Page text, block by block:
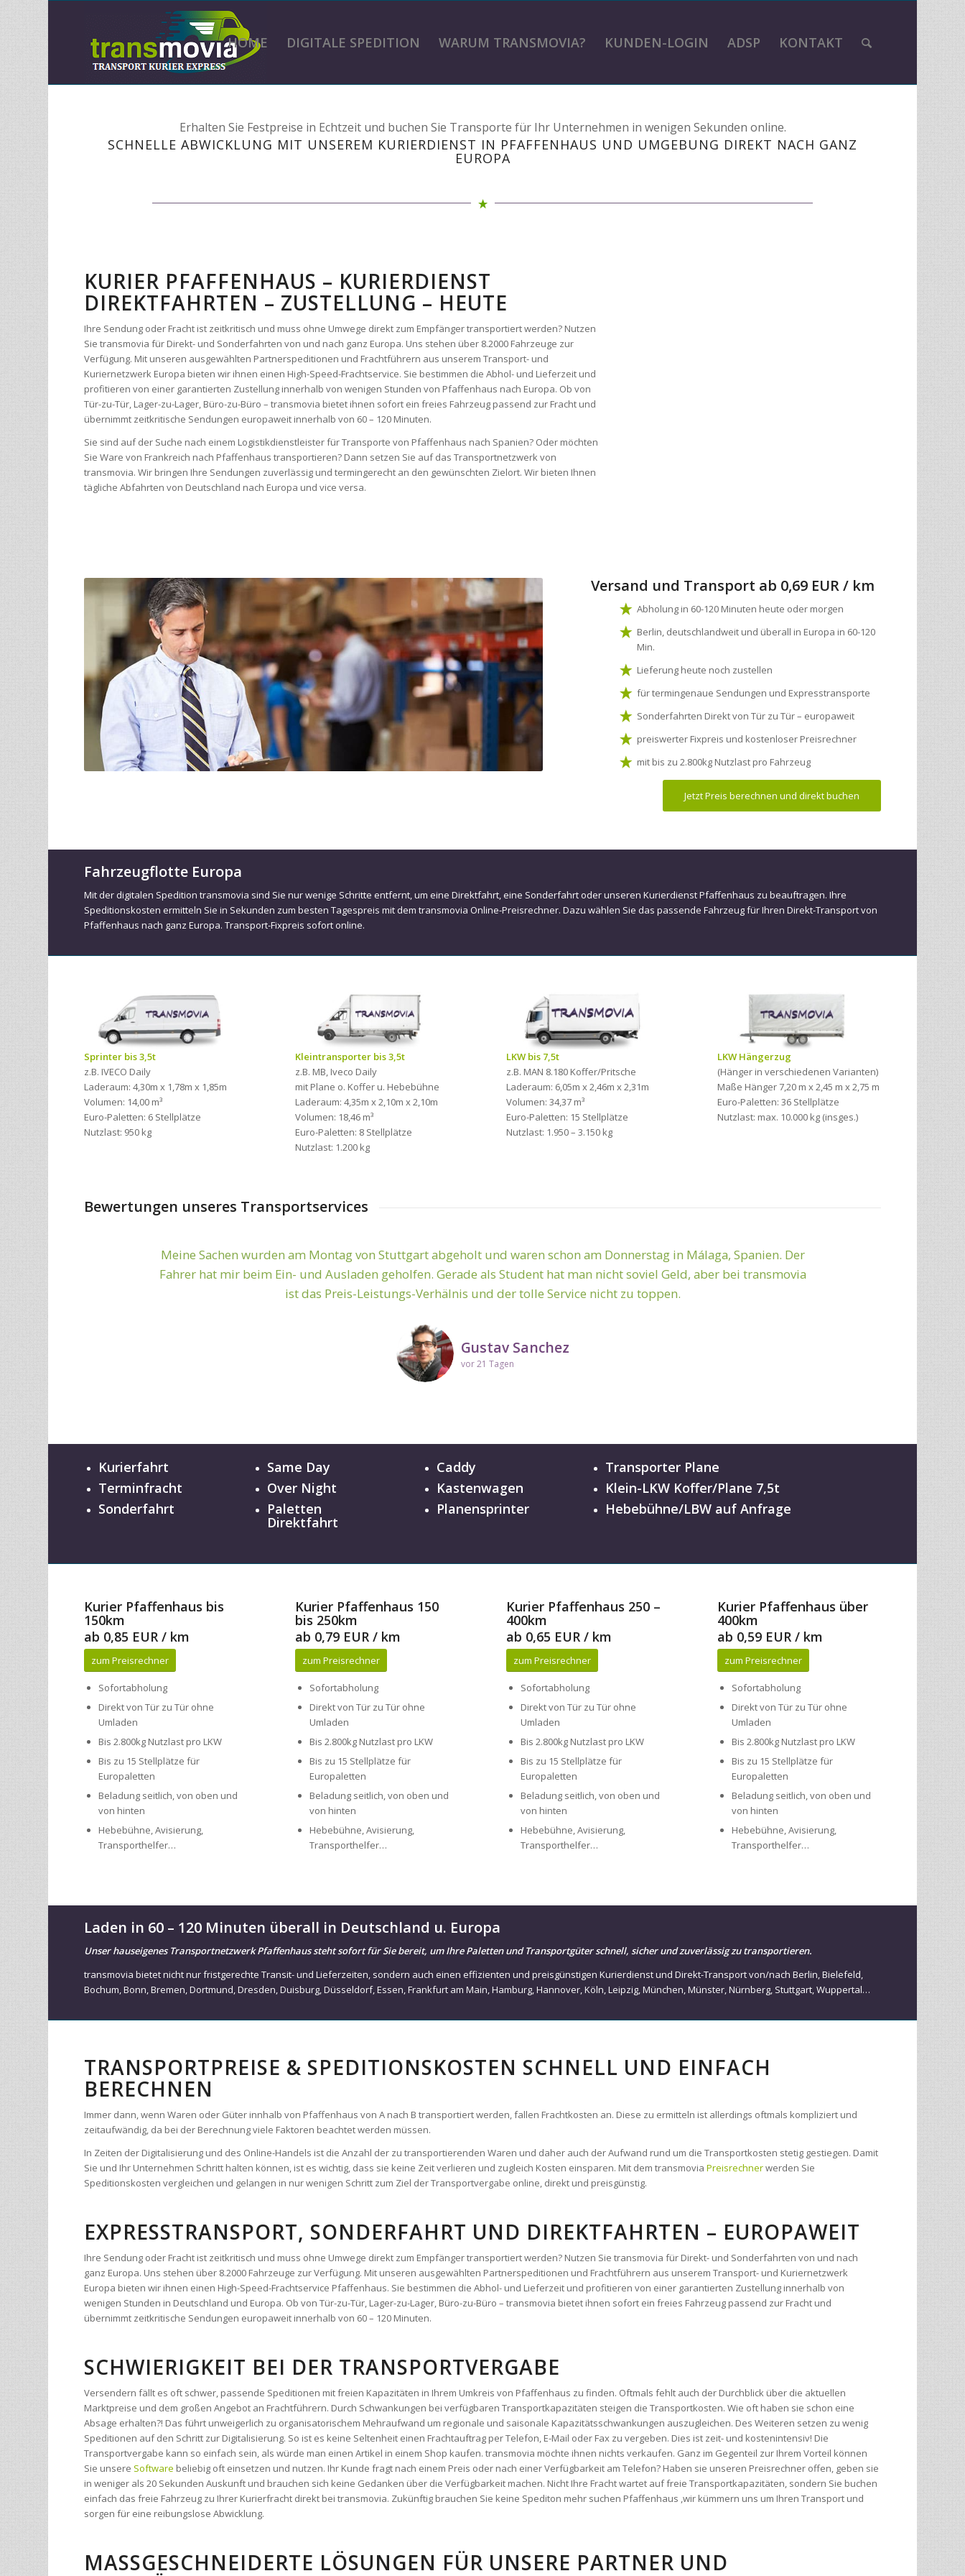
HOME DIGITALE SPEDITION WARUM TRANSMOVIA? KUNDEN-LOGIN ADSP KONTAKT
Erhalten Sie Festpreise in Echtzeit und buchen Sie Transporte für Ihr Unternehmen in wenigen Sekunden online.
SCHNELLE ABWICKLUNG MIT UNSEREM KURIERDIENST IN PFAFFENHAUS UND UMGEBUNG DIREKT NACH GANZ
EUROPA
KURIER PFAFFENHAUS – KURIERDIENST
DIREKTFAHRTEN – ZUSTELLUNG – HEUTE
Ihre Sendung oder Fracht ist zeitkritisch und muss ohne Umwege direkt zum Empfänger transportiert werden? Nutzen
Sie transmovia für Direkt- und Sonderfahrten von und nach ganz Europa. Uns stehen über 8.2000 Fahrzeuge zur
Verfügung. Mit unseren ausgewählten Partnerspeditionen und Frachtführern aus unserem Transport- und
Kuriernetzwerk Europa bieten wir ihnen einen High-Speed-Frachtservice. Sie bestimmen die Abhol- und Lieferzeit und
profitieren von einer garantierten Zustellung innerhalb von wenigen Stunden von Pfaffenhaus nach Europa. Ob von
Tür-zu-Tür, Lager-zu-Lager, Büro-zu-Büro – transmovia bietet ihnen sofort ein freies Fahrzeug passend zur Fracht und
übernimmt zeitkritische Sendungen europaweit innerhalb von 60 – 120 Minuten.
Sie sind auf der Suche nach einem Logistikdienstleister für Transporte von Pfaffenhaus nach Spanien? Oder möchten
Sie Ware von Frankreich nach Pfaffenhaus transportieren? Dann setzen Sie auf das Transportnetzwerk von
transmovia. Wir bringen Ihre Sendungen zuverlässig und termingerecht an den gewünschten Zielort. Wir bieten Ihnen
tägliche Abfahrten von Deutschland nach Europa und vice versa.
Versand und Transport ab 0,69 EUR / km
Abholung in 60-120 Minuten heute oder morgen
Berlin, deutschlandweit und überall in Europa in 60-120
Min.
Lieferung heute noch zustellen
für termingenaue Sendungen und Expresstransporte
Sonderfahrten Direkt von Tür zu Tür – europaweit
preiswerter Fixpreis und kostenloser Preisrechner
mit bis zu 2.800kg Nutzlast pro Fahrzeug
Jetzt Preis berechnen und direkt buchen
Fahrzeugflotte Europa
Mit der digitalen Spedition transmovia sind Sie nur wenige Schritte entfernt, um eine Direktfahrt, eine Sonderfahrt oder unseren Kurierdienst Pfaffenhaus zu beauftragen. Ihre
Speditionskosten ermitteln Sie in Sekunden zum besten Tagespreis mit dem transmovia Online-Preisrechner. Dazu wählen Sie das passende Fahrzeug für Ihren Direkt-Transport von
Pfaffenhaus nach ganz Europa. Transport-Fixpreis sofort online.
Sprinter bis 3,5t
z.B. IVECO Daily
Laderaum: 4,30m x 1,78m x 1,85m
Volumen: 14,00 m³
Euro-Paletten: 6 Stellplätze
Nutzlast: 950 kg
Kleintransporter bis 3,5t
z.B. MB, Iveco Daily
mit Plane o. Koffer u. Hebebühne
Laderaum: 4,35m x 2,10m x 2,10m
Volumen: 18,46 m³
Euro-Paletten: 8 Stellplätze
Nutzlast: 1.200 kg
LKW bis 7,5t
z.B. MAN 8.180 Koffer/Pritsche
Laderaum: 6,05m x 2,46m x 2,31m
Volumen: 34,37 m³
Euro-Paletten: 15 Stellplätze
Nutzlast: 1.950 – 3.150 kg
LKW Hängerzug
(Hänger in verschiedenen Varianten)
Maße Hänger 7,20 m x 2,45 m x 2,75 m
Euro-Paletten: 36 Stellplätze
Nutzlast: max. 10.000 kg (insges.)
Bewertungen unseres Transportservices
Meine Sachen wurden am Montag von Stuttgart abgeholt und waren schon am Donnerstag in Málaga, Spanien. Der
Fahrer hat mir beim Ein- und Ausladen geholfen. Gerade als Student hat man nicht soviel Geld, aber bei transmovia
ist das Preis-Leistungs-Verhälnis und der tolle Service nicht zu toppen.
Gustav Sanchez
vor 21 Tagen
Zuverlässig und schnell! Sehr zufriden mit den Leistungen! Danke für die gute Zusammenarbeit!
Terminfracht
Sonderfahrt
Over Night
Paletten
Direktfahrt
Kastenwagen
Planensprinter
Klein-LKW Koffer/Plane 7,5t
Hebebühne/LBW auf Anfrage
Kurier Pfaffenhaus bis
ab 0,85 EUR / km
zum Preisrechner
Sofortabholung
Direkt von Tür zu Tür ohne
Umladen
Bis 2.800kg Nutzlast pro LKW
Bis zu 15 Stellplätze für
Europaletten
Beladung seitlich, von oben und
von hinten
Hebebühne, Avisierung,
Transporthelfer…
Kurier Pfaffenhaus 150
ab 0,79 EUR / km
zum Preisrechner
Sofortabholung
Direkt von Tür zu Tür ohne
Umladen
Bis 2.800kg Nutzlast pro LKW
Bis zu 15 Stellplätze für
Europaletten
Beladung seitlich, von oben und
von hinten
Hebebühne, Avisierung,
Transporthelfer…
Kurier Pfaffenhaus 250 –
ab 0,65 EUR / km
zum Preisrechner
Sofortabholung
Direkt von Tür zu Tür ohne
Umladen
Bis 2.800kg Nutzlast pro LKW
Bis zu 15 Stellplätze für
Europaletten
Beladung seitlich, von oben und
von hinten
Hebebühne, Avisierung,
Transporthelfer…
Kurier Pfaffenhaus über
ab 0,59 EUR / km
zum Preisrechner
Sofortabholung
Direkt von Tür zu Tür ohne
Umladen
Bis 2.800kg Nutzlast pro LKW
Bis zu 15 Stellplätze für
Europaletten
Beladung seitlich, von oben und
von hinten
Hebebühne, Avisierung,
Transporthelfer…
transmovia bietet nicht nur fristgerechte Transit- und Lieferzeiten, sondern auch einen effizienten und preisgünstigen Kurierdienst und Direkt-Transport von/nach
Bochum,Bonn,Bremen,Dortmund,Dresden,Duisburg,Düsseldorf,Essen,Frankfurt am Main,Hamburg,Hannover,Köln,Leipzig,München,Münster,Nürnberg,Stuttgart
TRANSPORTPREISE & SPEDITIONSKOSTEN SCHNELL UND EINFACH
Immer dann, wenn Waren oder Güter innhalb von Pfaffenhaus von A nach B transportiert werden, fallen Frachtkosten an. Diese zu ermitteln ist allerdings oftmals kompliziert und
zeitaufwändig, da bei der Berechnung viele Faktoren beachtet werden müssen.
In Zeiten der Digitalisierung und des Online-Handels ist die Anzahl der zu transportierenden Waren und daher auch der Aufwand rund um die Transportkosten stetig gestiegen. Damit
Sie und Ihr Unternehmen Schritt halten können, ist es wichtig, dass sie keine Zeit verlieren und zugleich Kosten einsparen. Mit dem transmovia
EXPRESSTRANSPORT, SONDERFAHRT UND DIREKTFAHRTEN – EUROPAWEIT
ganz Europa. Uns stehen über 8.2000 Fahrzeuge zur Verfügung. Mit unseren ausgewählten Partnerspeditionen und Frachtführern aus unserem Transport- und Kuriernetzwerk
wenigen Stunden in Deutschland und Europa. Ob von Tür-zu-Tür, Lager-zu-Lager, Büro-zu-Büro – transmovia bietet ihnen sofort ein freies Fahrzeug passend zur Fracht und
übernimmt zeitkritische Sendungen europaweit innerhalb von 60 – 120 Minuten.
SCHWIERIGKEIT BEI DER TRANSPORTVERGABE
Marktpreise und dem großen Angebot an Frachtführern. Durch Schwankungen bei verfügbaren Transportkapazitäten steigen die Transportkosten. Wie oft haben sie schon eine
Speditionen auf den Schritt zur Digitalisierung. So ist es keine Seltenheit einen Frachtauftrag per Telefon, E-Mail oder Fax zu vergeben. Dies ist zeit- und kostenintensiv! Die
Transportvergabe kann so einfach sein, als würde man einen Artikel in einem Shop kaufen. transmovia möchte ihnen nichts verkaufen. Ganz im Gegenteil zur Ihrem Vorteil können
Sie unsereSoftwarebeliebig oft einsetzen und nutzen. Ihr Kunde fragt nach einem Preis oder nach einer Verfügbarkeit am Telefon? Haben sie unseren Preisrechner offen, geben sie
in weniger als 20 Sekunden Auskunft und brauchen sich keine Gedanken über die Verfügbarkeit machen. Nicht Ihre Fracht wartet auf freie Transportkapazitäten, sondern Sie buchen
einfach das freie Fahrzeug zu Ihrer Kurierfracht direkt bei transmovia. Zukünftig brauchen Sie keine Spediton mehr suchen Pfaffenhaus ,wir kümmern uns um Ihren Transport und
sorgen für eine reibungslose Abwicklung.
MASSGESCHNEIDERTE LÖSUNGEN FÜR UNSERE PARTNER UND G
Wir entwickeln nicht erst tolle und kostspielige Softwarelösungen für sie. transmovia bietet ihnen bereits genau das, was sie benötigen: eine kostenlose Websoftware die speziell für